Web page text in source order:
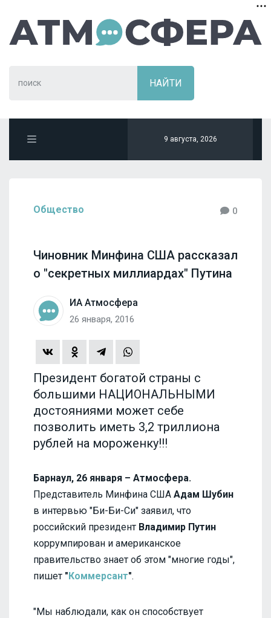
9 августа, 2026
Общество 0
Чиновник Минфина США рассказал
о "секретных миллиардах" Путина
ИА Атмосфера
26 января, 2016
Президент богатой страны с
большими НАЦИОНАЛЬНЫМИ
достояниями может себе
позволить иметь 3,2 триллиона
рублей на мороженку!!!
Барнаул, 26 января – Атмосфера.
Представитель Минфина США Адам Шубин
в интервью "Би-Би-Си" заявил, что
российский президент Владимир Путин
коррумпирован и американское
правительство знает об этом "многие годы",
пишет "Коммерсант".
"Мы наблюдали, как он способствует